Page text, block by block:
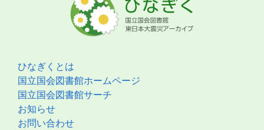
ひなぎくとは
国立国会図書館ホームページ
国立国会図書館サーチ
お知らせ
お問い合わせ